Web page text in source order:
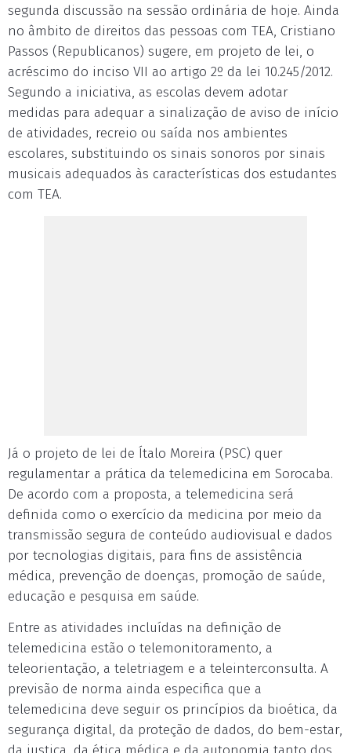
segunda discussão na sessão ordinária de hoje. Ainda
no âmbito de direitos das pessoas com TEA, Cristiano
Passos (Republicanos) sugere, em projeto de lei, o
acréscimo do inciso VII ao artigo 2º da lei 10.245/2012.
Segundo a iniciativa, as escolas devem adotar
medidas para adequar a sinalização de aviso de início
de atividades, recreio ou saída nos ambientes
escolares, substituindo os sinais sonoros por sinais
musicais adequados às características dos estudantes
com TEA.
Já o projeto de lei de Ítalo Moreira (PSC) quer
regulamentar a prática da telemedicina em Sorocaba.
De acordo com a proposta, a telemedicina será
definida como o exercício da medicina por meio da
transmissão segura de conteúdo audiovisual e dados
por tecnologias digitais, para fins de assistência
médica, prevenção de doenças, promoção de saúde,
educação e pesquisa em saúde.
Entre as atividades incluídas na definição de
telemedicina estão o telemonitoramento, a
teleorientação, a teletriagem e a teleinterconsulta. A
previsão de norma ainda especifica que a
telemedicina deve seguir os princípios da bioética, da
segurança digital, da proteção de dados, do bem-estar,